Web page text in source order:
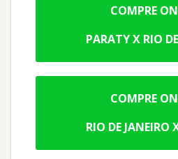
COMPRE
PARATY X RIO
COMPRE
RIO DE JANEIRO